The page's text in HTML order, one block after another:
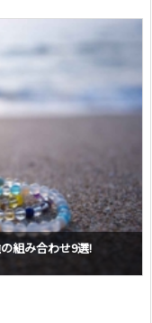
組み合わせ9選!